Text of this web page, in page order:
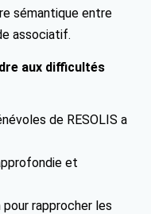
sémantique entre
associatif.
aux difficultés
de RESOLIS a
et
rapprocher les